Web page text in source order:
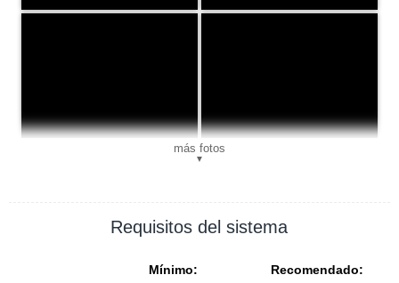
más fotos
▼
Requisitos del sistema
Mínimo: Recomendado: